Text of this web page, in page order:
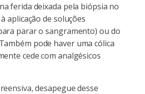
ferida deixada pela biópsia no
aplicação de soluções
parar o sangramento) ou do
pode haver uma cólica
cede com analgésicos
desapegue desse